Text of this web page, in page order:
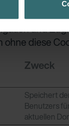
selbstverständlich
Çerezleri
eine
und
diese
Zweck
Speichert
Benutzers
aktuellen